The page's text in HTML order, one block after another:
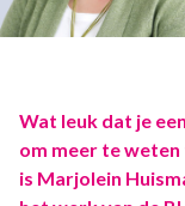
Wat leuk dat je
om meer te
is Marjolein